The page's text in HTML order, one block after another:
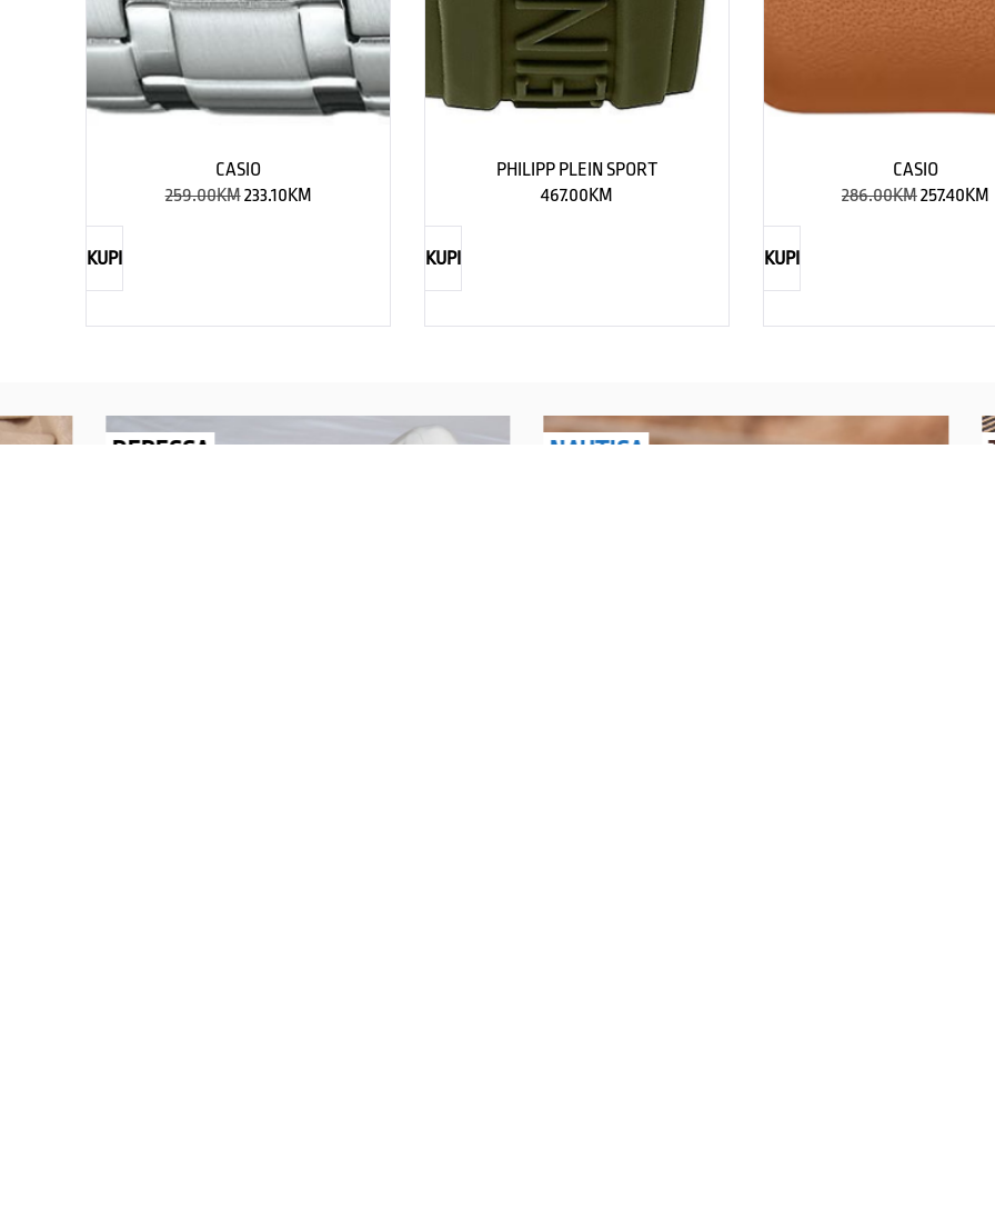
CASIO
259.00KM233.10KM
KUPI
PHILIPP PLEIN SPORT
467.00KM
KUPI
CASIO
286.00KM257.40KM
KUPI
REBECCA NAUTICA